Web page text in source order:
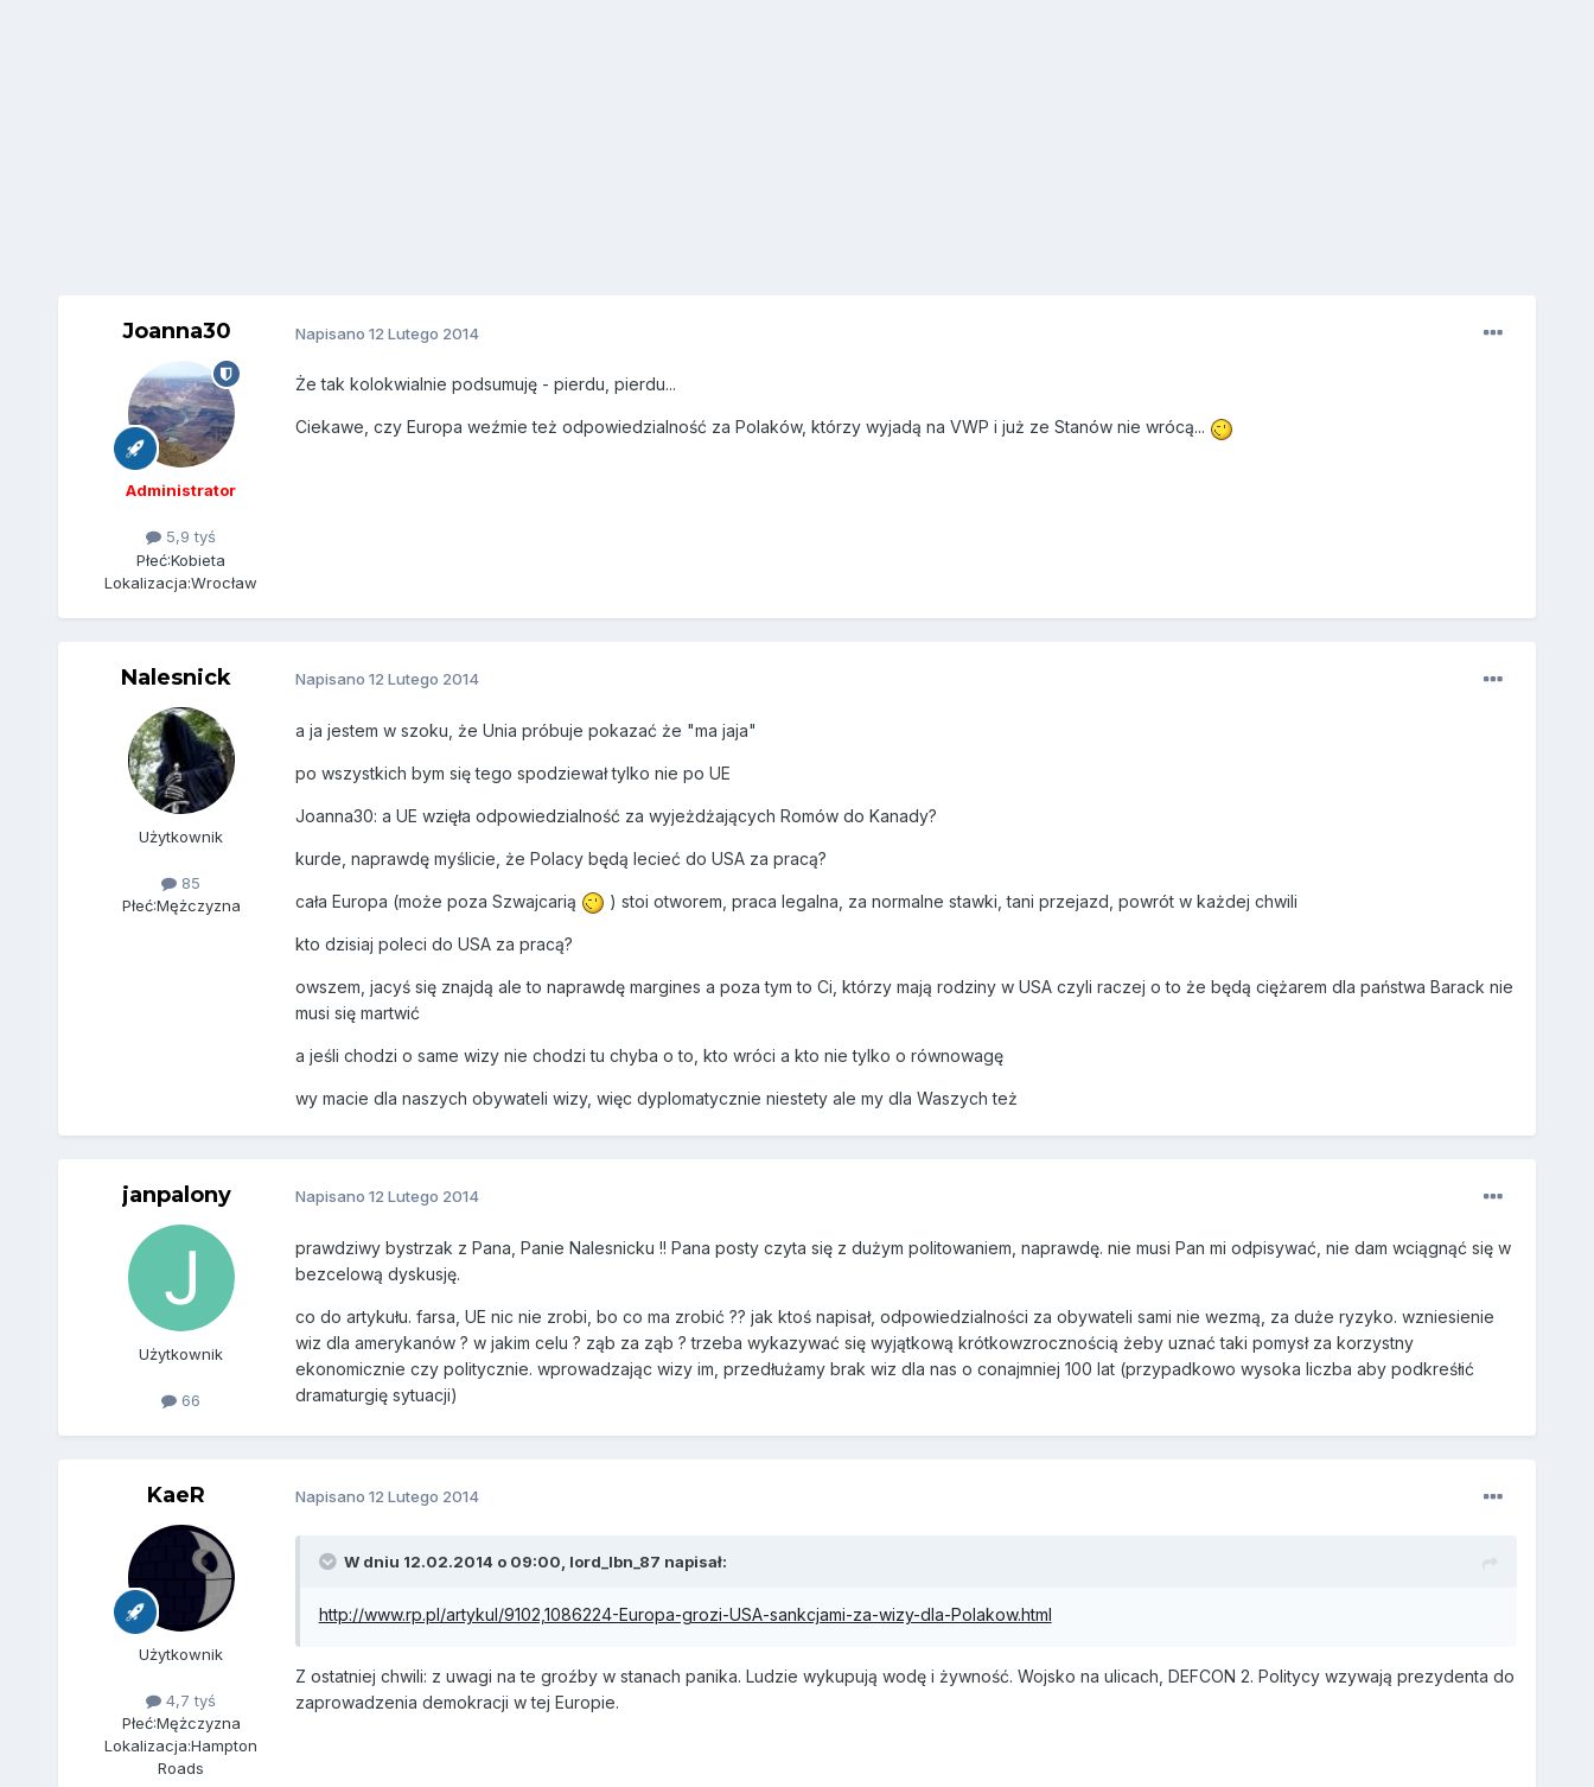
Joanna30
Administrator
5,9 tyś
Płeć:Kobieta
Lokalizacja:Wrocław
Napisano 12 Lutego 2014
Że tak kolokwialnie podsumuję - pierdu, pierdu...
Ciekawe, czy Europa weźmie też odpowiedzialność za Polaków, którzy wyjadą na VWP i już ze Stanów nie wrócą...
Nalesnick
Użytkownik
85
Płeć:Mężczyzna
Napisano 12 Lutego 2014
a ja jestem w szoku, że Unia próbuje pokazać że "ma jaja"
po wszystkich bym się tego spodziewał tylko nie po UE
Joanna30: a UE wzięła odpowiedzialność za wyjeżdżających Romów do Kanady?
kurde, naprawdę myślicie, że Polacy będą lecieć do USA za pracą?
cała Europa (może poza Szwajcarią ) stoi otworem, praca legalna, za normalne stawki, tani przejazd, powrót w każdej chwili
kto dzisiaj poleci do USA za pracą?
owszem, jacyś się znajdą ale to naprawdę margines a poza tym to Ci, którzy mają rodziny w USA czyli raczej o to że będą ciężarem dla państwa Barack nie
musi się martwić
a jeśli chodzi o same wizy nie chodzi tu chyba o to, kto wróci a kto nie tylko o równowagę
wy macie dla naszych obywateli wizy, więc dyplomatycznie niestety ale my dla Waszych też
janpalony
Użytkownik
66
Napisano 12 Lutego 2014
prawdziwy bystrzak z Pana, Panie Nalesnicku !! Pana posty czyta się z dużym politowaniem, naprawdę. nie musi Pan mi odpisywać, nie dam wciągnąć się w
bezcelową dyskusję.
co do artykułu. farsa, UE nic nie zrobi, bo co ma zrobić ?? jak ktoś napisał, odpowiedzialności za obywateli sami nie wezmą, za duże ryzyko. wzniesienie
wiz dla amerykanów ? w jakim celu ? ząb za ząb ? trzeba wykazywać się wyjątkową krótkowzrocznością żeby uznać taki pomysł za korzystny
ekonomicznie czy politycznie. wprowadzając wizy im, przedłużamy brak wiz dla nas o conajmniej 100 lat (przypadkowo wysoka liczba aby podkreśłić
dramaturgię sytuacji)
KaeR
Użytkownik
4,7 tyś
Płeć:Mężczyzna
Lokalizacja:Hampton
Roads
Napisano 12 Lutego 2014
W dniu 12.02.2014 o 09:00, lord_lbn_87 napisał:
http://www.rp.pl/artykul/9102,1086224-Europa-grozi-USA-sankcjami-za-wizy-dla-Polakow.html
Z ostatniej chwili: z uwagi na te groźby w stanach panika. Ludzie wykupują wodę i żywność. Wojsko na ulicach, DEFCON 2. Politycy wzywają prezydenta do
zaprowadzenia demokracji w tej Europie.